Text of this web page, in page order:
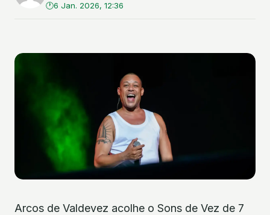
6 Jan. 2026, 12:36
Arcos de Valdevez acolhe o Sons de Vez de 7